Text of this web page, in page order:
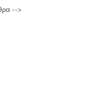
-->